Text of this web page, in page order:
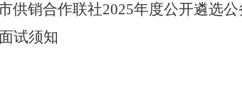
供销合作联社2025年度公开遴选公
试须知